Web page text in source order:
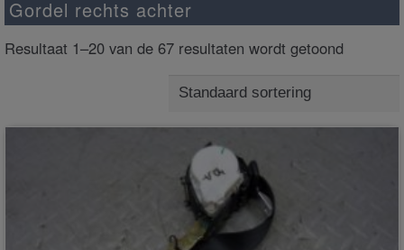
Gordel rechts achter
Resultaat 1–20 van de 67 resultaten wordt getoond